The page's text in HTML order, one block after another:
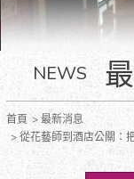
NEWS
首頁
最新消息
從花藝師到酒店公關：